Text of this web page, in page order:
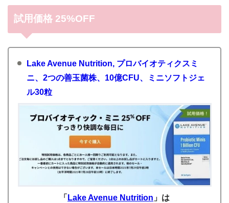
試用価格 25%OFF
Lake Avenue Nutrition, プロバイオティクスミ
ニ、2つの善玉菌株、10億CFU、ミニソフトジェ
ル30粒
「 Lake Avenue Nutrition 」は